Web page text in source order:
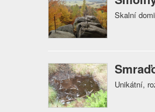
Skalní
Unikátní,